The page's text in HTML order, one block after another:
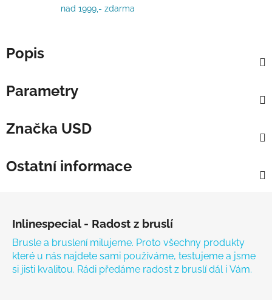
nad 1999,- zdarma
Popis
Parametry
Značka USD
Ostatní informace
Inlinespecial - Radost z bruslí
Brusle a bruslení milujeme. Proto všechny produkty
které u nás najdete sami používáme, testujeme a jsme
si jisti kvalitou. Rádi předáme radost z bruslí dál i Vám.